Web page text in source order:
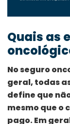
Quais as
No seguro
geral, todas
define que
mesmo que o
pago. Em